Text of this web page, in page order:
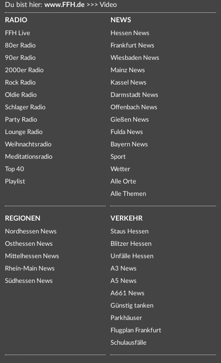
Du bist hier: www.FFH.de >>> Video
RADIO
FFH Live
80er Radio
90er Radio
2000er Radio
Rock Radio
Oldie Radio
Schlager Radio
Party Radio
Lounge Radio
Weihnachtsradio
Meditationsradio
Top 40
Playlist
NEWS
Hessen News
Frankfurt News
Wiesbaden News
Mainz News
Kassel News
Darmstadt News
Offenbach News
Gießen News
Fulda News
Bayern News
Sport
Wetter
Alle Orte
Alle Themen
REGIONEN
Nordhessen News
Osthessen News
Mittelhessen News
Rhein-Main News
Südhessen News
VERKEHR
Staus Hessen
Blitzer Hessen
Unfälle Hessen
A3 News
A5 News
A661 News
Günstig tanken
Parkhäuser
Flugplan Frankfurt
Schulausfälle